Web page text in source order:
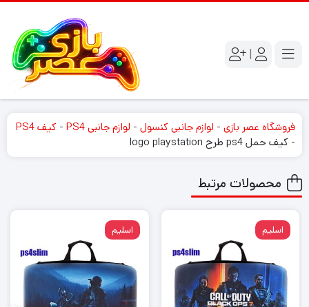
|
فروشگاه عصر بازی - لوازم جانبی کنسول - لوازم جانبی PS4 - کیف PS4
- کیف حمل ps4 طرح logo playstation
محصولات مرتبط
اسلیم اسلیم